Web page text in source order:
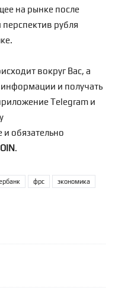
на рынке после
рубля
.
вокруг Вас, а
и получать
Telegram и
и обязательно
.
фрс экономика